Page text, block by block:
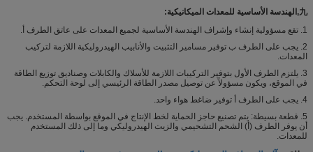
九, الهندسة الأساسية للمعدات الميكانيكية:
1. تقع مسؤولية إنشاء وإشراف الهندسة الأساسية لجميع المعدات على عاتق الطرف أ.
2. يجب على الطرف ب توفير مسامير التثبيت والأنابيب الهيدروليكية اللازمة لتركيب
المعدات.
3. يلتزم الطرف الأول بتوفير التركيبات اللازمة للأسلاك والكابلات وصناديق توزيع الطاقة
في الموقع، ويكون مسؤولاً عن توصيل مصدر الطاقة الرئيسي إلى لوحة التحكم.
4. يجب على الطرف أ توفير ضاغط هواء واحد.
5. قطعة بسيطة: يتم تصنيع حاجز الحماية لخط الإنتاج في الموقع بواسطة المستخدم. يجب
أن يوفر الطرف (أ) الشحم التشحيمي والزيت الهيدروليكي وما إلى ذلك المستخدم
للمعدات.